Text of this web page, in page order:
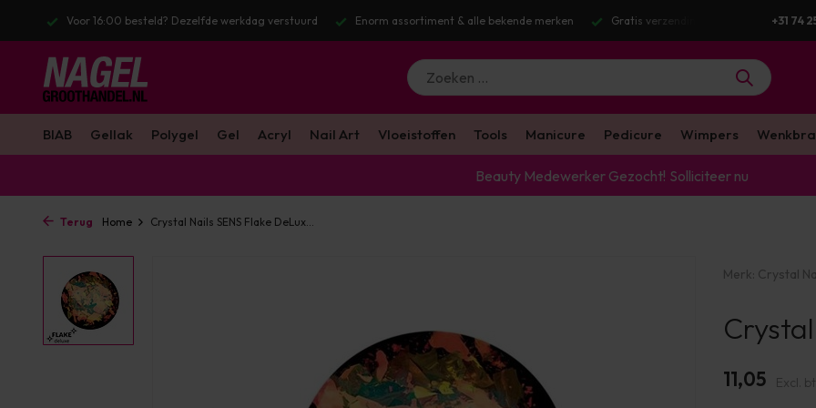
Dezelfde werkdag verstuurd Enorm assortiment & alle bekende merken Gratis verzending v.a. €100 excl. BTW Voor 16:00 besteld?+31 74
BIAB Gellak Polygel Gel Acryl Nail Art Vloeistoffen Tools Manicure Pedicure Wimpers
Beauty Medewerker Gezocht! Solliciteer nu
Terug Home Crystal Nails SENS Flake DeLux...
Merk: Crystal
11,05 Excl.